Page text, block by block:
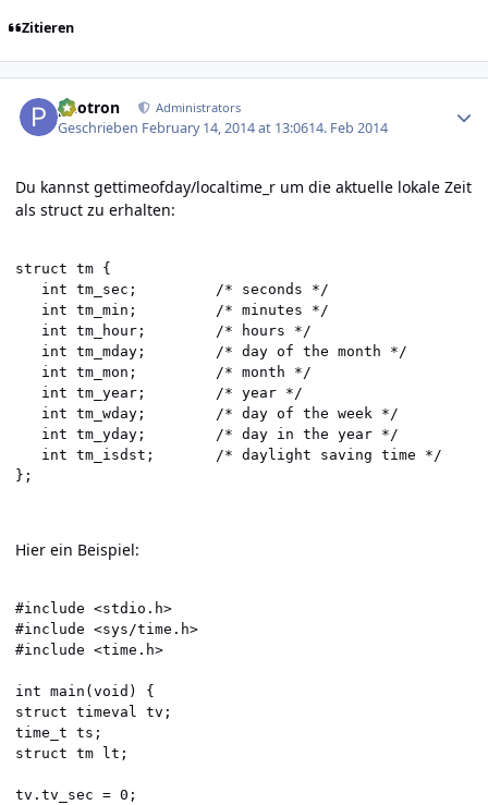
Zitieren
photron Administrators
Geschrieben February 14, 2014 at 13:0614. Feb 2014
Du kannst gettimeofday/localtime_r um die aktuelle lokale Zeit
als struct zu erhalten:
struct tm {
int tm_sec;         /* seconds */
int tm_min;         /* minutes */
int tm_hour;        /* hours */
int tm_mday;        /* day of the month */
int tm_mon;         /* month */
int tm_year;        /* year */
int tm_wday;        /* day of the week */
int tm_yday;        /* day in the year */
int tm_isdst;       /* daylight saving time */
};
Hier ein Beispiel:
#include <stdio.h>
#include <sys/time.h>
#include <time.h>
int main(void) {
struct timeval tv;
time_t ts;
struct tm lt;
tv.tv_sec = 0;